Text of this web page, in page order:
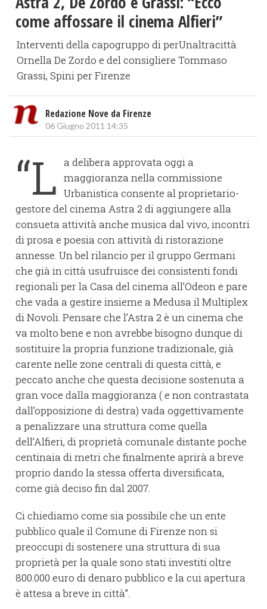
come affossare il cinema Alfieri”
Interventi della capogruppo di perUnaltracittà
Ornella De Zordo e del consigliere Tommaso
Grassi, Spini per Firenze
Redazione Nove da Firenze
06 Giugno 2011 14:35
“L a delibera approvata oggi a
maggioranza nella commissione
Urbanistica consente al proprietario-
gestore del cinema Astra 2 di aggiungere alla
consueta attività anche musica dal vivo, incontri
di prosa e poesia con attività di ristorazione
annesse. Un bel rilancio per il gruppo Germani
che già in città usufruisce dei consistenti fondi
regionali per la Casa del cinema all’Odeon e pare
che vada a gestire insieme a Medusa il Multiplex
di Novoli. Pensare che l’Astra 2 è un cinema che
va molto bene e non avrebbe bisogno dunque di
sostituire la propria funzione tradizionale, già
carente nelle zone centrali di questa città, e
peccato anche che questa decisione sostenuta a
gran voce dalla maggioranza ( e non contrastata
dall’opposizione di destra) vada oggettivamente
a penalizzare una struttura come quella
dell’Alfieri, di proprietà comunale distante poche
centinaia di metri che finalmente aprirà a breve
proprio dando la stessa offerta diversificata,
come già deciso fin dal 2007.
Ci chiediamo come sia possibile che un ente
pubblico quale il Comune di Firenze non si
preoccupi di sostenere una struttura di sua
proprietà per la quale sono stati investiti oltre
800.000 euro di denaro pubblico e la cui apertura
è attesa a breve in città”.